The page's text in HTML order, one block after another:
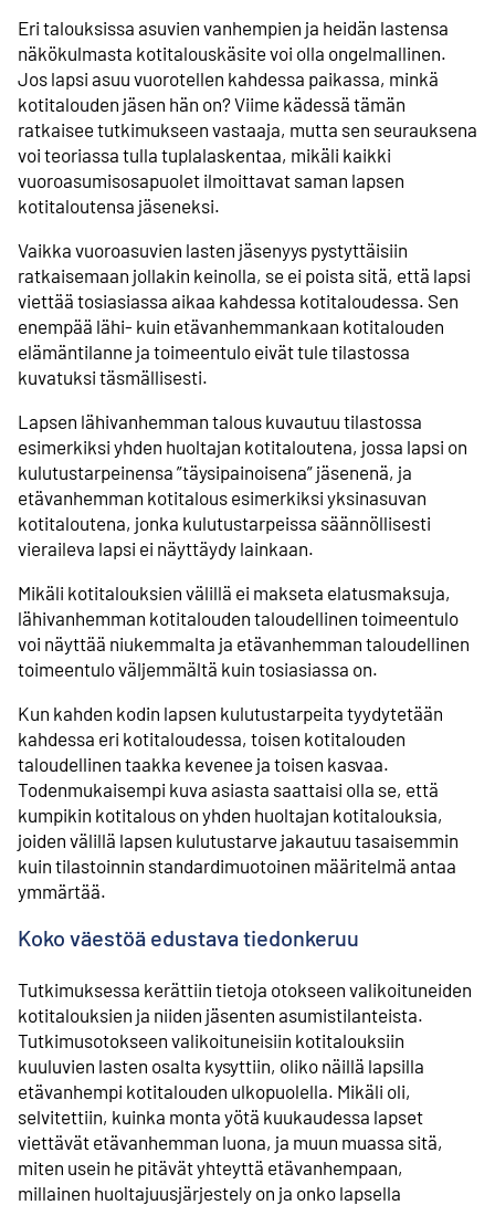
Eri talouksissa asuvien vanhempien ja heidän lastensa
näkökulmasta kotitalouskäsite voi olla ongelmallinen.
Jos lapsi asuu vuorotellen kahdessa paikassa, minkä
kotitalouden jäsen hän on? Viime kädessä tämän
ratkaisee tutkimukseen vastaaja, mutta sen seurauksena
voi teoriassa tulla tuplalaskentaa, mikäli kaikki
vuoroasumisosapuolet ilmoittavat saman lapsen
kotitaloutensa jäseneksi.
Vaikka vuoroasuvien lasten jäsenyys pystyttäisiin
ratkaisemaan jollakin keinolla, se ei poista sitä, että lapsi
viettää tosiasiassa aikaa kahdessa kotitaloudessa. Sen
enempää lähi- kuin etävanhemmankaan kotitalouden
elämäntilanne ja toimeentulo eivät tule tilastossa
kuvatuksi täsmällisesti.
Lapsen lähivanhemman talous kuvautuu tilastossa
esimerkiksi yhden huoltajan kotitaloutena, jossa lapsi on
kulutustarpeinensa ”täysipainoisena” jäsenenä, ja
etävanhemman kotitalous esimerkiksi yksinasuvan
kotitaloutena, jonka kulutustarpeissa säännöllisesti
vieraileva lapsi ei näyttäydy lainkaan.
Mikäli kotitalouksien välillä ei makseta elatusmaksuja,
lähivanhemman kotitalouden taloudellinen toimeentulo
voi näyttää niukemmalta ja etävanhemman taloudellinen
toimeentulo väljemmältä kuin tosiasiassa on.
Kun kahden kodin lapsen kulutustarpeita tyydytetään
kahdessa eri kotitaloudessa, toisen kotitalouden
taloudellinen taakka kevenee ja toisen kasvaa.
Todenmukaisempi kuva asiasta saattaisi olla se, että
kumpikin kotitalous on yhden huoltajan kotitalouksia,
joiden välillä lapsen kulutustarve jakautuu tasaisemmin
kuin tilastoinnin standardimuotoinen määritelmä antaa
ymmärtää.
Koko väestöä edustava tiedonkeruu
Tutkimuksessa kerättiin tietoja otokseen valikoituneiden
kotitalouksien ja niiden jäsenten asumistilanteista.
Tutkimusotokseen valikoituneisiin kotitalouksiin
kuuluvien lasten osalta kysyttiin, oliko näillä lapsilla
etävanhempi kotitalouden ulkopuolella. Mikäli oli,
selvitettiin, kuinka monta yötä kuukaudessa lapset
viettävät etävanhemman luona, ja muun muassa sitä,
miten usein he pitävät yhteyttä etävanhempaan,
millainen huoltajuusjärjestely on ja onko lapsella